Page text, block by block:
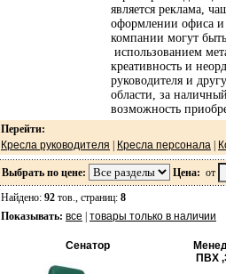
является реклама,
оформлении офиса и
компании могут
использованием
креативность и
руководителя и
области, за
возможность
Перейти:
Кресла руководителя
Кресла персонала
Выбрать по цене: Цена: от
Найдено: 92 тов., страниц: 8
Показывать: все товары только в наличии
Сенатор
ПВХ